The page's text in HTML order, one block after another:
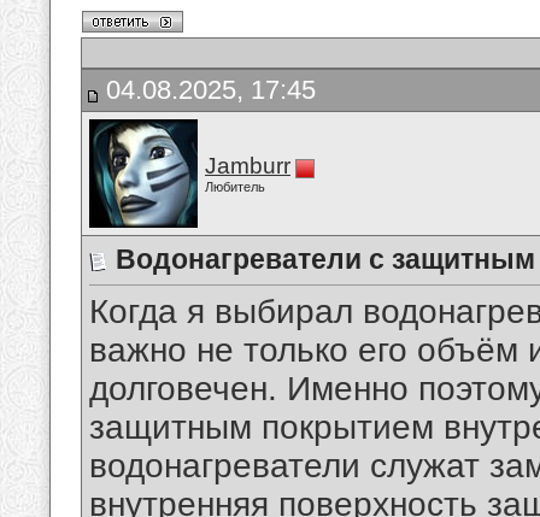
04.08.2025, 17:45
Jamburr
Любитель
Водонагреватели с
Когда я выбирал
важно не только его объём
долговечен. Именно
защитным покрытием
водонагреватели служат
внутренняя поверхность